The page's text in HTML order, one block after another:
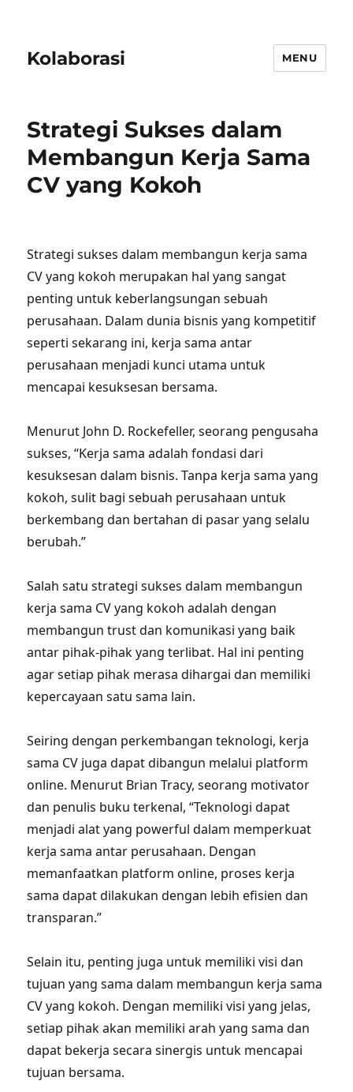
Kolaborasi MENU
Strategi Sukses dalam
Membangun Kerja Sama
CV yang Kokoh
Strategi sukses dalam membangun kerja sama
CV yang kokoh merupakan hal yang sangat
penting untuk keberlangsungan sebuah
perusahaan. Dalam dunia bisnis yang kompetitif
seperti sekarang ini, kerja sama antar
perusahaan menjadi kunci utama untuk
mencapai kesuksesan bersama.
Menurut John D. Rockefeller, seorang pengusaha
sukses, “Kerja sama adalah fondasi dari
kesuksesan dalam bisnis. Tanpa kerja sama yang
kokoh, sulit bagi sebuah perusahaan untuk
berkembang dan bertahan di pasar yang selalu
berubah.”
Salah satu strategi sukses dalam membangun
kerja sama CV yang kokoh adalah dengan
membangun trust dan komunikasi yang baik
antar pihak-pihak yang terlibat. Hal ini penting
agar setiap pihak merasa dihargai dan memiliki
kepercayaan satu sama lain.
Seiring dengan perkembangan teknologi, kerja
sama CV juga dapat dibangun melalui platform
online. Menurut Brian Tracy, seorang motivator
dan penulis buku terkenal, “Teknologi dapat
menjadi alat yang powerful dalam memperkuat
kerja sama antar perusahaan. Dengan
memanfaatkan platform online, proses kerja
sama dapat dilakukan dengan lebih efisien dan
transparan.”
Selain itu, penting juga untuk memiliki visi dan
tujuan yang sama dalam membangun kerja sama
CV yang kokoh. Dengan memiliki visi yang jelas,
setiap pihak akan memiliki arah yang sama dan
dapat bekerja secara sinergis untuk mencapai
tujuan bersama.